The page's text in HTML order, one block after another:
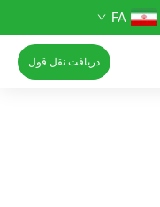
FA
دریافت نقل قول